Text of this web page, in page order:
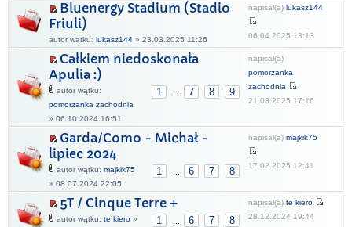
Bluenergy Stadium (Stadio
Friuli)
autor wątku: lukasz144 » 23.03.2025 11:26
napisał(a) lukasz144
06.04.2025 13:13
Całkiem niedoskonała
Apulia :)
1 7 8 9
autor wątku:
pomorzanka zachodnia
» 06.10.2024 16:51
napisał(a)
pomorzanka
zachodnia
21.03.2025 17:16
Garda/Como - Michał -
lipiec 2024
1 6 7 8
autor wątku: majkik75
» 08.07.2024 22:05
napisał(a) majkik75
17.02.2025 12:41
5T / Cinque Terre +
1 6 7 8
autor wątku: te kiero »
napisał(a) te kiero
28.12.2024 19:44